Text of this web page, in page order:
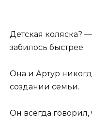
Детская коляска?
забилось быстрее.
Она и Артур
создании семьи.
Он всегда говорил,